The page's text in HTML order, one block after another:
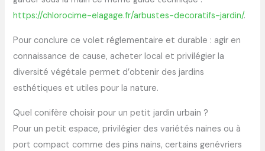
https://chlorocime-elagage.fr/arbustes-decoratifs-jardin/.
Pour conclure ce volet réglementaire et durable : agir en
connaissance de cause, acheter local et privilégier la
diversité végétale permet d’obtenir des jardins
esthétiques et utiles pour la nature.
Quel conifère choisir pour un petit jardin urbain ?
Pour un petit espace, privilégier des variétés naines ou à
port compact comme des pins nains, certains genévriers